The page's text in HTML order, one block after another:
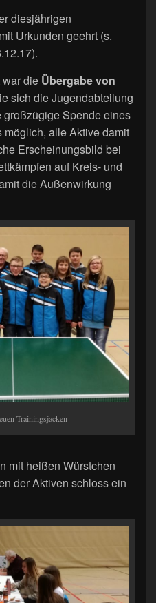
diesjährigen
Urkunden geehrt (s.
die Übergabe von
sich die Jugendabteilung
Spende eines
möglich, alle Aktive damit
Erscheinungsbild bei
auf Kreis- und
die Außenwirkung
Trainingsjacken
mit heißen Würstchen
der Aktiven schloss ein